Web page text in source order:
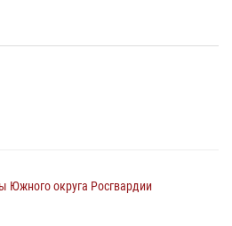
округа Росгвардии